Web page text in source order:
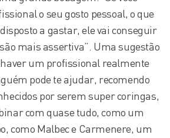
o seu gosto pessoal, o que
a gastar, ele vai conseguir
mais assertiva”. Uma sugestão
haver um profissional realmente
pode te ajudar, recomendo
por serem super coringas,
com quase tudo, como um
como Malbec e Carmenere, um